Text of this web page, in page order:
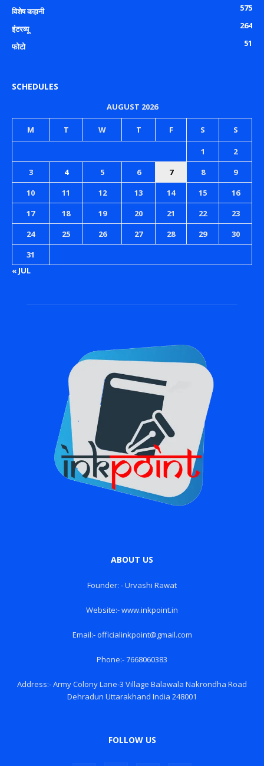
विशेष कहानी
575
इंटरव्यू
264
फोटो
51
SCHEDULES
AUGUST 2026
M T W T F S S
1
2
3
4 5 6 7 8
9
10
11 12 13 14 15
16
17
18 19 20 21 22
23
24
25 26 27 28 29
30
31
« JUL
ABOUT US
Founder: - Urvashi Rawat
Website:- www.inkpoint.in
Email:- officialinkpoint@gmail.com
Phone:- 7668060383
Address:- Army Colony Lane-3 Village Balawala Nakrondha Road
Dehradun Uttarakhand India 248001
FOLLOW US